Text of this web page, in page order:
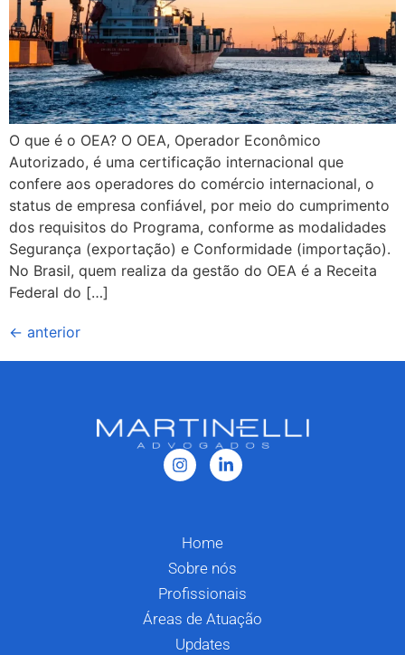
O que é o OEA? O OEA, Operador Econômico
Autorizado, é uma certificação internacional que
confere aos operadores do comércio internacional, o
status de empresa confiável, por meio do cumprimento
dos requisitos do Programa, conforme as modalidades
Segurança (exportação) e Conformidade (importação).
No Brasil, quem realiza da gestão do OEA é a Receita
Federal do […]
← anterior
Home
Sobre nós
Profissionais
Áreas de Atuação
Updates